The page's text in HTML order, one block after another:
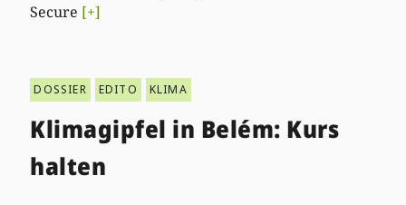
Secure [+]
DOSSIER EDITO KLIMA
Klimagipfel in Belém: Kurs
halten